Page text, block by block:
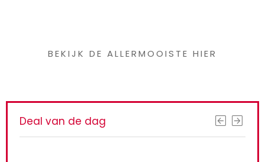
BEKIJK DE ALLERMOOISTE HIER
Deal van de dag